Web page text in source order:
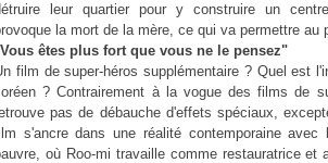
leur quartier pour y construire un
la mort de la mère, ce qui va permettre au
êtes plus fort que vous ne le pensez"
film de super-héros supplémentaire ? Quel est
? Contrairement à la vogue des films de
pas de débauche d'effets spéciaux,
s'ancre dans une réalité contemporaine
où Roo-mi travaille comme restauratrice et